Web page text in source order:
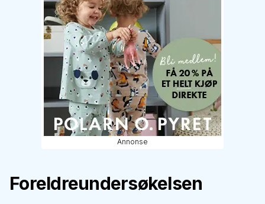
Annonse
Foreldreundersøkelsen